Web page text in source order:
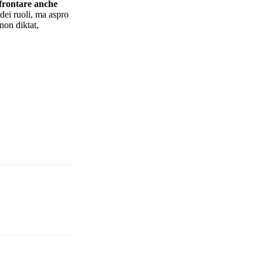
anche
ruoli, ma aspro
diktat,